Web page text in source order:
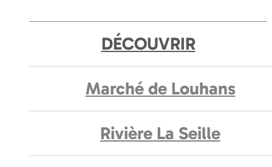
DÉCOUVRIR
Marché de Louhans
Rivière La Seille